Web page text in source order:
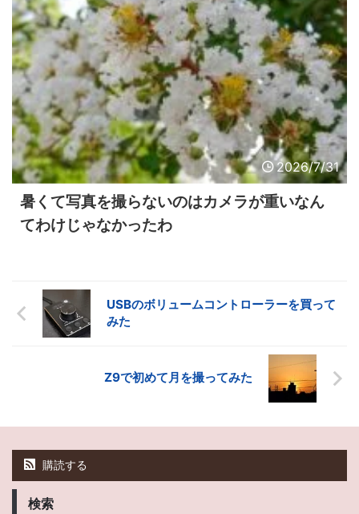
2026/7/31
暑くて写真を撮らないのはカメラが重いなん
てわけじゃなかったわ
USBのボリュームコントローラーを買って
みた
Z9で初めて月を撮ってみた
購読する
検索